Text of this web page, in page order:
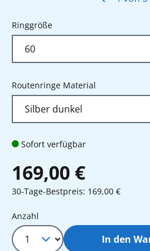
Ringgrößeauswählen
Routenringe Material
Sofort verfügbar
169,00 €
30-Tage-Bestpreis: 169,00 €
Produkt Anzahl: Gib
Anzahl
In den